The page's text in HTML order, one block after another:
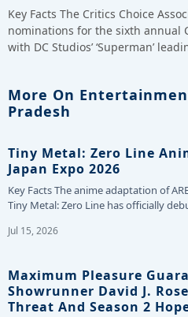
Key Facts The Critics Choice
nominations for the sixth annual
with DC Studios’ ‘Superman’
More On
Pradesh
Tiny Metal: Zero Line
Japan Expo 2026
Key Facts The anime adaptation of
Tiny Metal: Zero Line has officially
Jul 15, 2026
Maximum Pleasure
Showrunner David J.
Threat And Season 2